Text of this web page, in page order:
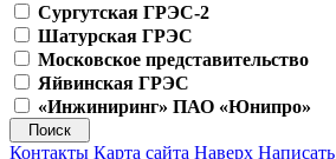
Сургутская ГРЭС-2
Шатурская ГРЭС
Московское представительство
Яйвинская ГРЭС
«Инжиниринг» ПАО «Юнипро»
Контакты Карта сайта Наверх